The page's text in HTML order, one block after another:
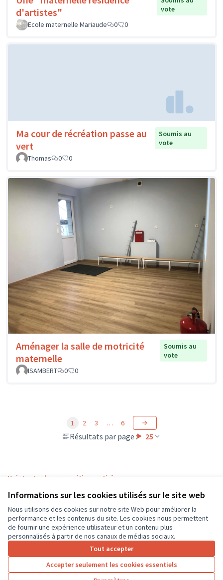
Informations sur les cookies utilisés sur le site web
Nous utilisons des cookies sur notre site Web pour améliorer la
performance et les contenus du site. Les cookies nous permettent
de fournir une expérience utilisateur et un contenu plus
personnalisés à partir de nos canaux de médias sociaux.
Tout accepter
Accepter seulement les cookies essentiels
d'artistes"
vote
Ecole maternelle Mariaude
0 0
Ma cour de récréation passe au
vert
Soumis au
vote
Thomas
0 0
Aménager la salle de motricité
maternelle
Soumis au
vote
ISAMBERT
0 0
Résultats par page : 25
1 2 3 … 6
Voir toutes les propositions retirées
Conditions d'utilisation
Paramètres des cookies
CD37 sur X
(Lien externe)
CD37 sur Facebook
CD37 sur Instagram
CD37 sur YouTube
(Lien externe)
Licence
(Lien